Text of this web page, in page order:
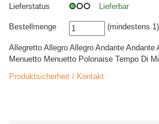
Lieferstatus
Lieferbar
Bestellmenge (mindestens 1)
Allegretto Allegro Allegro Andante
Menuetto Menuetto Polonaise Tempo Di
Produktsicherheit / Kontakt